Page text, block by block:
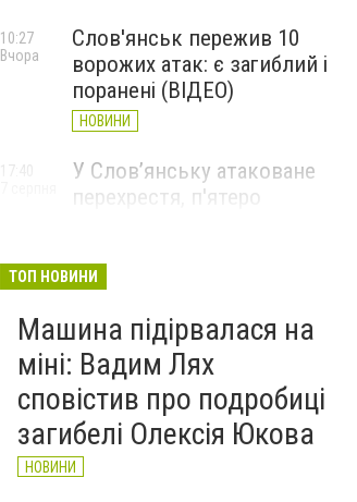
Слов'янськ пережив 10
ворожих атак: є загиблий і
поранені (ВІДЕО)
НОВИНИ
10:27
Вчора
У Слов’янську атаковане
перехрестя, п'ятеро
17:40
ТОП НОВИНИ
Машина підірвалася на
міні: Вадим Лях
сповістив про подробиці
загибелі Олексія Юкова
НОВИНИ